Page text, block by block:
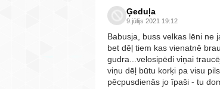
Ģeduļa
9.jūlijs 2021 19:12
Babusja, buss velkas lēni ne
bet dēļ tiem kas vienatnē
gudra...velosipēdi viņai
viņu dēļ būtu korķi pa visu
pēcpusdienās jo īpaši - tu